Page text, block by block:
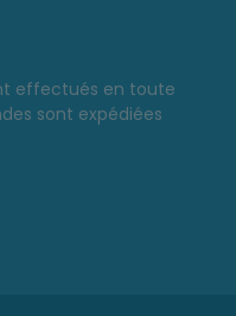
effectués en toute
sont expédiées